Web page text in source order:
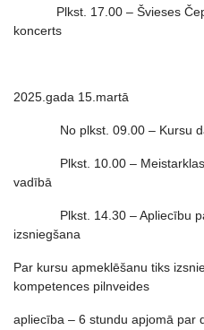
Plkst. 17.00 – Švieses
koncerts
2025.gada 15.martā
No plkst. 09.00 – Kursu
Plkst. 10.00 –
vadībā
Plkst. 14.30 – Apliecību par
izsniegšana
Par kursu apmeklēšanu tiks
kompetences pilnveides
apliecība – 6 stundu apjomā par